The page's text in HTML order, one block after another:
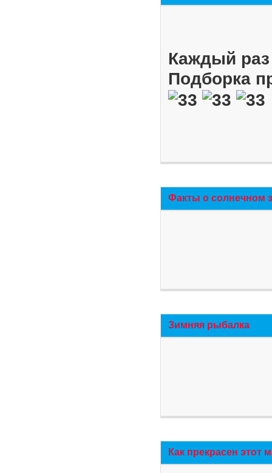
Каждый
Подборка
Факты о солнечном
Зимняя рыбалка
Как прекрасен этот